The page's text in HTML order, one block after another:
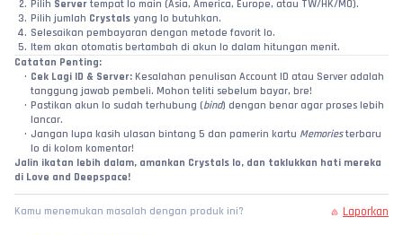
Pilih Server tempat lo main (Asia, America, Europe, atau TW/HK/MO).
Pilih jumlah Crystals yang lo butuhkan.
Selesaikan pembayaran dengan metode favorit lo.
Item akan otomatis bertambah di akun lo dalam hitungan menit.
Catatan Penting:
Cek Lagi ID & Server: Kesalahan penulisan Account ID atau Server adalah
tanggung jawab pembeli. Mohon teliti sebelum bayar, bre!
Pastikan akun lo sudah terhubung (bind) dengan benar agar proses lebih
lancar.
Jangan lupa kasih ulasan bintang 5 dan pamerin kartu Memories terbaru
lo di kolom komentar!
Jalin ikatan lebih dalam, amankan Crystals lo, dan taklukkan hati mereka
di Love and Deepspace!
Kamu menemukan masalah dengan produk ini? Laporkan